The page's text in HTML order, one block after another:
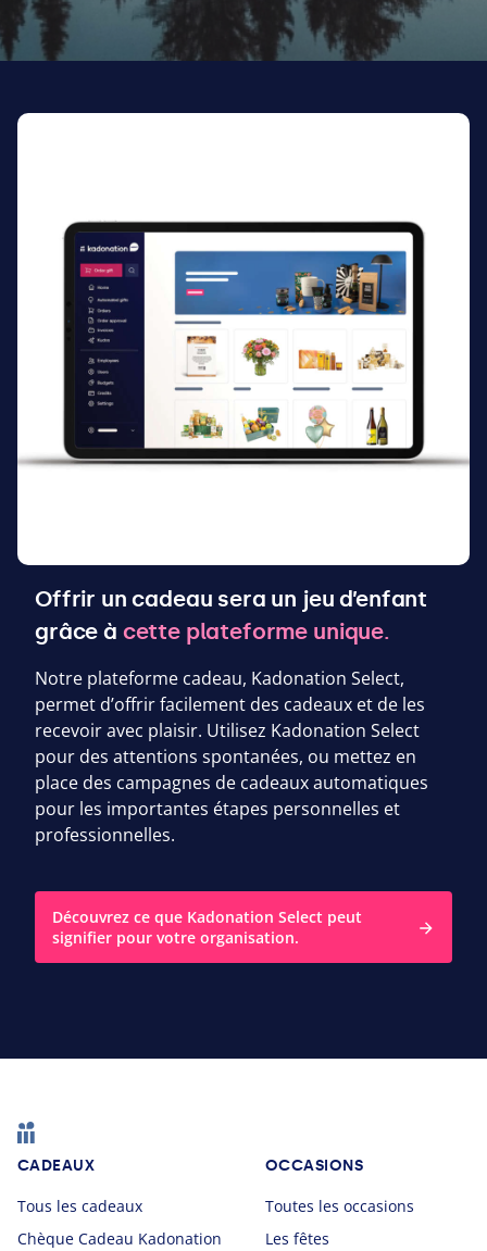
Offrir un cadeau sera un jeu d’enfant
grâce à cette plateforme unique.
Notre plateforme cadeau, Kadonation Select,
permet d’offrir facilement des cadeaux et de les
recevoir avec plaisir. Utilisez Kadonation Select
pour des attentions spontanées, ou mettez en
place des campagnes de cadeaux automatiques
pour les importantes étapes personnelles et
professionnelles.
Découvrez ce que Kadonation Select peut
signifier pour votre organisation.
Footer
CADEAUX
Tous les cadeaux
Chèque Cadeau Kadonation
OCCASIONS
Toutes les occasions
Les fêtes